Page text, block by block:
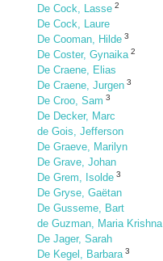
De Cock, Lasse 2
De Cock, Laure
De Cooman, Hilde 3
De Coster, Gynaika 2
De Craene, Elias
De Craene, Jurgen 3
De Croo, Sam 3
De Decker, Marc
de Gois, Jefferson
De Graeve, Marilyn
De Grave, Johan
De Grem, Isolde 3
De Gryse, Gaëtan
De Gusseme, Bart
de Guzman, Maria Krishna
De Jager, Sarah
De Kegel, Barbara 3